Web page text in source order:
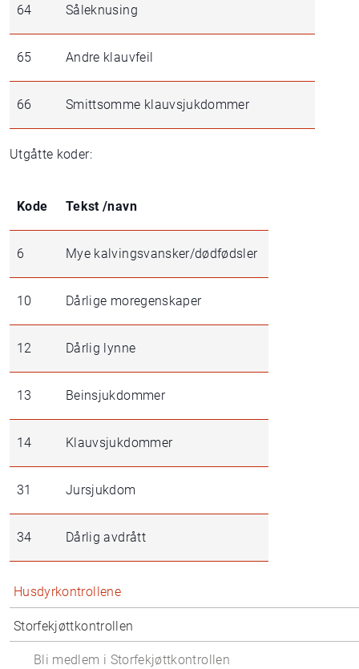
64 Såleknusing
65 Andre klauvfeil
66 Smittsomme klauvsjukdommer
Utgåtte koder:
Kode Tekst /navn
6 Mye kalvingsvansker/dødfødsler
10 Dårlige moregenskaper
12 Dårlig lynne
13 Beinsjukdommer
14 Klauvsjukdommer
31 Jursjukdom
34 Dårlig avdrått
Husdyrkontrollene
Storfekjøttkontrollen
Bli medlem i Storfekjøttkontrollen